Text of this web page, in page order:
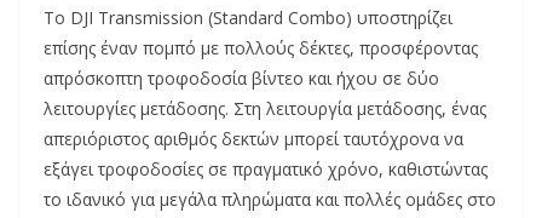
Το DJI Transmission (Standard Combo) υποστηρίζει
επίσης έναν πομπό με πολλούς δέκτες, προσφέροντας
απρόσκοπτη τροφοδοσία βίντεο και ήχου σε δύο
λειτουργίες μετάδοσης. Στη λειτουργία μετάδοσης, ένας
απεριόριστος αριθμός δεκτών μπορεί ταυτόχρονα να
εξάγει τροφοδοσίες σε πραγματικό χρόνο, καθιστώντας
το ιδανικό για μεγάλα πληρώματα και πολλές ομάδες στο